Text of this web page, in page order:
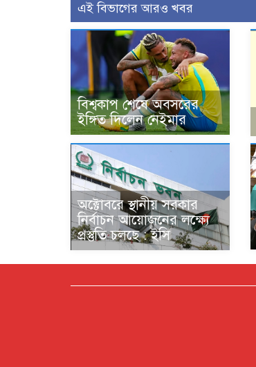
এই বিভাগের আরও খবর
বিশ্বকাপ শেষে অবসরের
ইঙ্গিত দিলেন নেইমার
অক্টোবরে স্থানীয় সরকার
নির্বাচন আয়োজনের লক্ষ্যে
প্রস্তুতি চলছে : ইসি